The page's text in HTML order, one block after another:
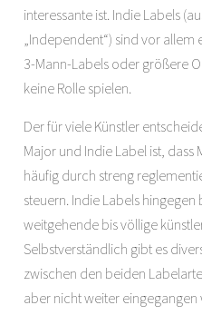
interessante ist. Indie Labels
„Independent“) sind vor
3-Mann-Labels oder größere
keine Rolle spielen.
Der für viele Künstler
Major und Indie Label ist, dass
häufig durch streng
steuern. Indie Labels hingegen
weitgehende bis völlige
Selbstverständlich gibt es
zwischen den beiden
aber nicht weiter eingegangen